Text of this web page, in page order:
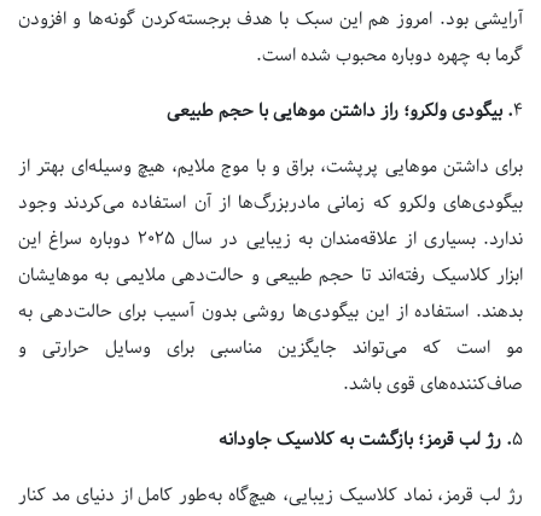
آرایشی بود. امروز هم این سبک با هدف برجسته‌کردن گونه‌ها و افزودن
گرما به چهره دوباره محبوب شده است.
۴.بیگودی ولکرو؛ راز داشتن مو‌هایی با حجم طبیعی
برای داشتن مو‌هایی پرپشت، براق و با موج ملایم، هیچ وسیله‌ای بهتر از
بیگودی‌های ولکرو که زمانی مادربزرگ‌ها از آن استفاده می‌کردند وجود
ندارد. بسیاری از علاقه‌مندان به زیبایی در سال ۲۰۲۵دوباره سراغ این
ابزار کلاسیک رفته‌اند تا حجم طبیعی و حالت‌دهی ملایمی به موهایشان
بدهند. استفاده از این بیگودی‌ها روشی بدون آسیب برای حالت‌دهی به
مو است که می‌تواند جایگزین مناسبی برای وسایل حرارتی و
صاف‌کننده‌های قوی باشد.
۵.رژ لب قرمز؛ بازگشت به کلاسیک جاودانه
رژ لب قرمز، نماد کلاسیک زیبایی، هیچ‌گاه به‌طور کامل از دنیای مد کنار